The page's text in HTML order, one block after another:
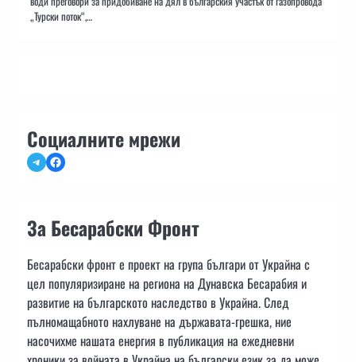
„Турски поток“,…
Социалните мрежи
TelegramFacebook
За Бесарабски Фронт
Бесарабски фронт е проект на група българи от Украйна с
цел популяризиране на региона на Дунавска Бесарабия и
развитие на българското наследство в Украйна. След
пълномащабното нахлуване на държавата-грешка, ние
насочихме нашата енергия в публикация на ежедневни